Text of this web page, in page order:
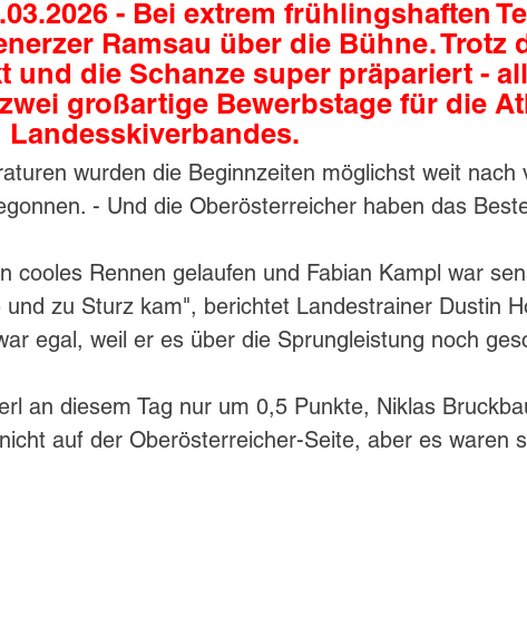
- Bei extrem frühlingshaften
Ramsau über die Bühne. Trotz
und die Schanze super präpariert -
großartige Bewerbstage für die
wurden die Beginnzeiten möglichst weit
- Und die Oberösterreicher haben das
cooles Rennen gelaufen und Fabian Kampl war
zu Sturz kam", berichtet Landestrainer Dustin
egal, weil er es über die Sprungleistung noch
an diesem Tag nur um 0,5 Punkte, Niklas
auf der Oberösterreicher-Seite, aber es waren